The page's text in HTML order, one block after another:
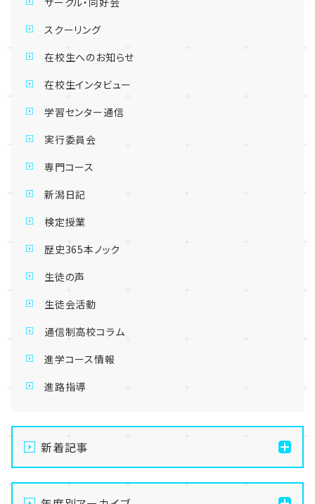
スクーリング
在校生へのお知らせ
在校生インタビュー
学習センター通信
実行委員会
専門コース
新潟日記
検定授業
歴史365本ノック
生徒の声
生徒会活動
通信制高校コラム
進学コース情報
進路指導
新着記事
【新潟】SNS部の活動の様子・・・😍